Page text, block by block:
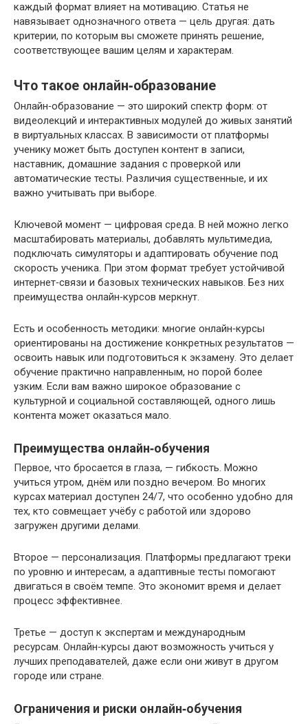
каждый формат влияет на мотивацию. Статья не
навязывает однозначного ответа — цель другая: дать
критерии, по которым вы сможете принять решение,
соответствующее вашим целям и характерам.
Что такое онлайн‑образование
Онлайн‑образование — это широкий спектр форм: от
видеолекций и интерактивных модулей до живых занятий
в виртуальных классах. В зависимости от платформы
ученику может быть доступен контент в записи,
наставник, домашние задания с проверкой или
автоматические тесты. Различия существенные, и их
важно учитывать при выборе.
Ключевой момент — цифровая среда. В ней можно легко
масштабировать материалы, добавлять мультимедиа,
подключать симуляторы и адаптировать обучение под
скорость ученика. При этом формат требует устойчивой
интернет‑связи и базовых технических навыков. Без них
преимущества онлайн‑курсов меркнут.
Есть и особенность методики: многие онлайн‑курсы
ориентированы на достижение конкретных результатов —
освоить навык или подготовиться к экзамену. Это делает
обучение практично направленным, но порой более
узким. Если вам важно широкое образование с
культурной и социальной составляющей, одного лишь
контента может оказаться мало.
Преимущества онлайн‑обучения
Первое, что бросается в глаза, — гибкость. Можно
учиться утром, днём или поздно вечером. Во многих
курсах материал доступен 24/7, что особенно удобно для
тех, кто совмещает учёбу с работой или здорово
загружен другими делами.
Второе — персонализация. Платформы предлагают треки
по уровню и интересам, а адаптивные тесты помогают
двигаться в своём темпе. Это экономит время и делает
процесс эффективнее.
Третье — доступ к экспертам и международным
ресурсам. Онлайн‑курсы дают возможность учиться у
лучших преподавателей, даже если они живут в другом
городе или стране.
Ограничения и риски онлайн‑обучения